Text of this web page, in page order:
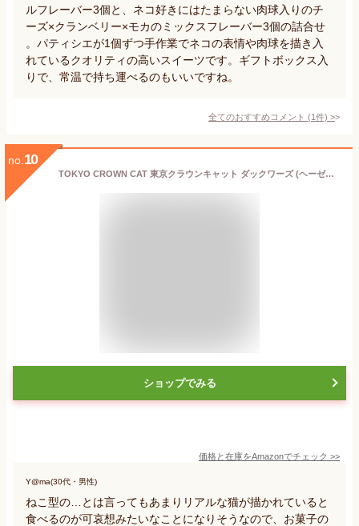
ルフレーバー3個と、ネコ好きにはたまらない肉球入りのチ
ーズ×クランベリー×モカのミックスフレーバー3個の詰合せ
。パティシエが1個ずつ手作業でネコの表情や肉球を描き入
れているクオリティの高いスイーツです。ギフトボックス入
りで、常温で持ち運べるのもいいですね。
全てのおすすめコメント (1件) >
no. 10
TOKYO CROWN CAT 東京クラウンキャット ダックワーズ (ヘーゼルナッツ) 5周年 バレンタインデー 2025 プレゼント 東京土産 スイーツ ギフト お菓子 猫 きじとら
ショップでみる
価格と在庫をAmazonでチェック >>
Y@ma(30代・男性)
ねこ型の…とは言ってもあまりリアルな猫が描かれていると
食べるのが可哀想みたいなことになりそうなので、お菓子の